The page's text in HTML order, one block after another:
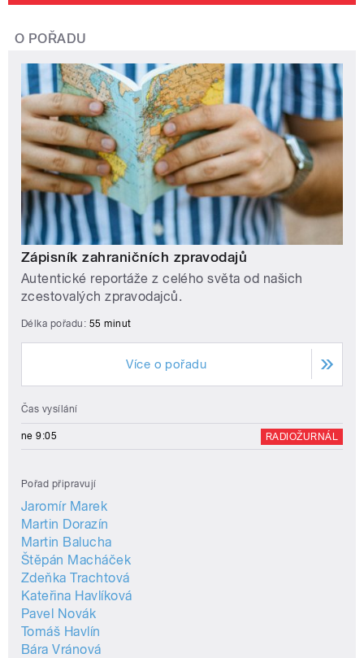
O POŘADU
Zápisník zahraničních zpravodajů
Autentické reportáže z celého světa od našich
zcestovalých zpravodajců.
Délka pořadu: 55 minut
Více o pořadu
Čas vysílání
ne 9:05 RADIOŽURNÁL
Pořad připravují
Jaromír Marek
Martin Dorazín
Martin Balucha
Štěpán Macháček
Zdeňka Trachtová
Kateřina Havlíková
Pavel Novák
Tomáš Havlín
Bára Vránová